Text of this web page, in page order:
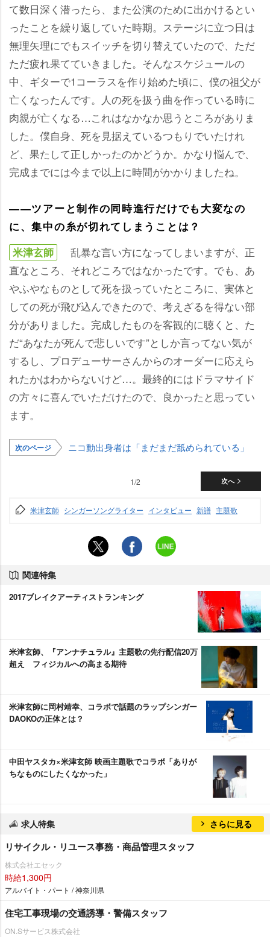
て数日深く潜ったら、また公演のために出かけるとい
ったことを繰り返していた時期。ステージに立つ日は
無理矢理にでもスイッチを切り替えていたので、ただ
ただ疲れ果てていきました。そんなスケジュールの
中、ギターで1コーラスを作り始めた頃に、僕の祖父が
亡くなったんです。人の死を扱う曲を作っている時に
肉親が亡くなる…これはなかなか思うところがありま
した。僕自身、死を見据えているつもりでいたけれ
ど、果たして正しかったのかどうか。かなり悩んで、
完成までには今まで以上に時間がかかりましたね。
――ツアーと制作の同時進行だけでも大変なの
に、集中の糸が切れてしまうことは？
米津玄師
乱暴な言い方になってしまいますが、正
直なところ、それどころではなかったです。でも、あ
ふやなものとして死を扱っていたところに、実体と
しての死が飛び込んできたので、考えざるを得ない部
分がありました。完成したものを客観的に聴くと、た
だ“あなたが死んで悲しいです”としか言ってない気が
するし、プロデューサーさんからのオーダーに応えら
れたかはわからないけど…。最終的にはドラマサイド
の方々に喜んでいただけたので、良かったと思ってい
ます。
次のページ ニコ動出身者は「まだまだ舐められている」
次へ
1/2
米津玄師 シンガーソングライター インタビュー 新譜 主題歌
関連特集
2017ブレイクアーティストランキング
米津玄師、『アンナチュラル』主題歌の先行配信20万
超え フィジカルへの高まる期待
米津玄師に岡村靖幸、コラボで話題のラップシンガー
DAOKOの正体とは？
中田ヤスタカ×米津玄師 映画主題歌でコラボ「ありが
ちなものにしたくなかった」
求人特集 さらに見る
リサイクル・リユース事務・商品管理スタッフ
株式会社エセック
時給1,300円
アルバイト・パート / 神奈川県
住宅工事現場の交通誘導・警備スタッフ
ON.Sサービス株式会社